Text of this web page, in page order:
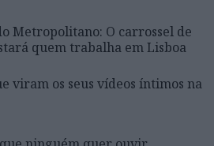
Metropolitano: O carrossel de
quem trabalha em Lisboa
viram os seus vídeos íntimos na